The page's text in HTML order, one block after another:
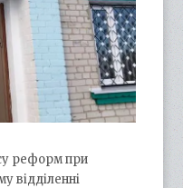
реформ при
відділенні